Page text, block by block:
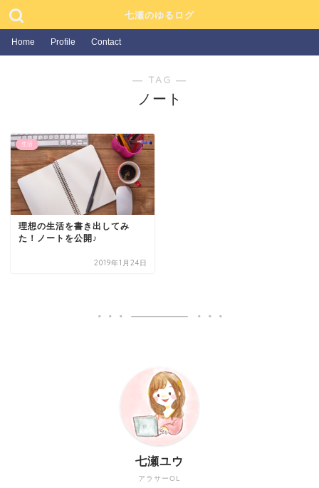
七瀬のゆるログ
Home Profile Contact
― TAG ―
ノート
生活
理想の生活を書き出してみ
た！ノートを公開♪
2019年1月24日
アラサーOL
七瀬ユウ